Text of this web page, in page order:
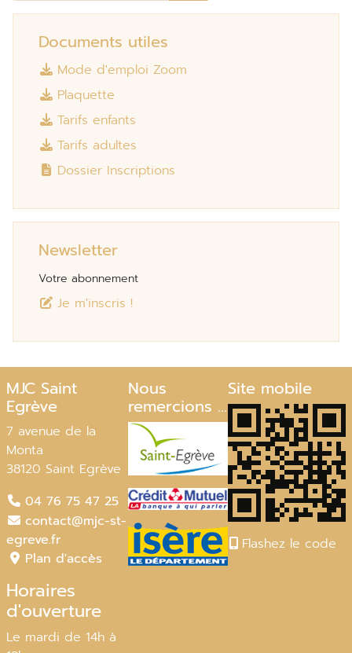
Documents utiles
Mode d'emploi Zoom
Plaquette
Tarifs enfants
Tarifs adultes
Dossier Inscriptions
Newsletter
Votre abonnement
Je m'inscris !
MJC Saint
Egrève
7 avenue de la
Monta
38120 Saint Egrève
04 76 75 47 25
contact@mjc-st-
egreve.fr
Plan d'accès
Horaires
d'ouverture
Le mardi de 14h à
Nous
remercions ...
Site mobile
Flashez le code